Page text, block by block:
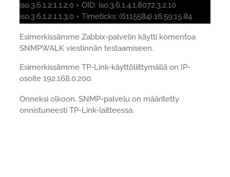
iso.3.6.1.2.1.1.2.0 = OID: iso.3.6.1.4.1.8072.3.2.10
iso.3.6.1.2.1.1.3.0 = Timeticks: (6115584) 16:59:15.84
Esimerkissämme Zabbix-palvelin käytti komentoa
SNMPWALK viestinnän testaamiseen.
Esimerkissämme TP-Link-käyttöliittymällä on IP-
osoite 192.168.0.200.
Onneksi olkoon, SNMP-palvelu on määritetty
onnistuneesti TP-Link-laitteessa.